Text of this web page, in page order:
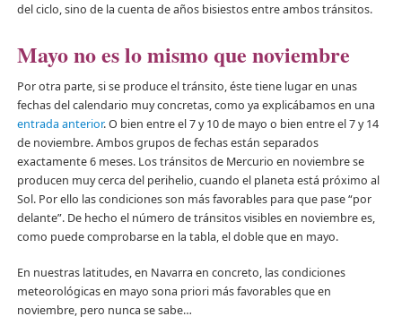
del ciclo, sino de la cuenta de años bisiestos entre ambos tránsitos.
Mayo no es lo mismo que noviembre
Por otra parte, si se produce el tránsito, éste tiene lugar en unas
fechas del calendario muy concretas, como ya explicábamos en una
entrada anterior. O bien entre el 7 y 10 de mayo o bien entre el 7 y 14
de noviembre. Ambos grupos de fechas están separados
exactamente 6 meses. Los tránsitos de Mercurio en noviembre se
producen muy cerca del perihelio, cuando el planeta está próximo al
Sol. Por ello las condiciones son más favorables para que pase “por
delante”. De hecho el número de tránsitos visibles en noviembre es,
como puede comprobarse en la tabla, el doble que en mayo.
En nuestras latitudes, en Navarra en concreto, las condiciones
meteorológicas en mayo sona priori más favorables que en
noviembre, pero nunca se sabe…